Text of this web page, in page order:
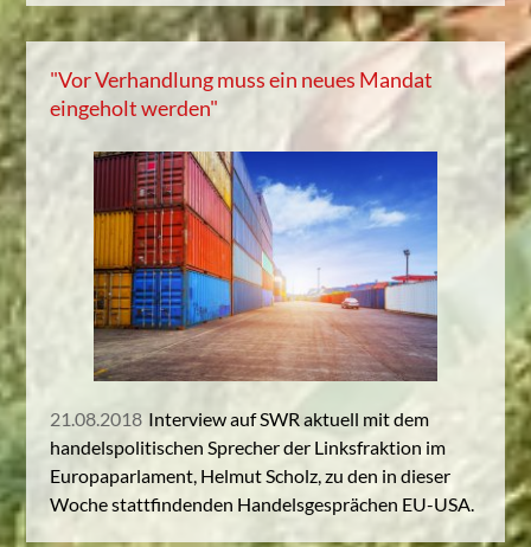
"Vor Verhandlung muss ein neues Mandat
eingeholt werden"
21.08.2018 Interview auf SWR aktuell mit dem
handelspolitischen Sprecher der Linksfraktion im
Europaparlament, Helmut Scholz, zu den in dieser
Woche stattfindenden Handelsgesprächen EU-USA.